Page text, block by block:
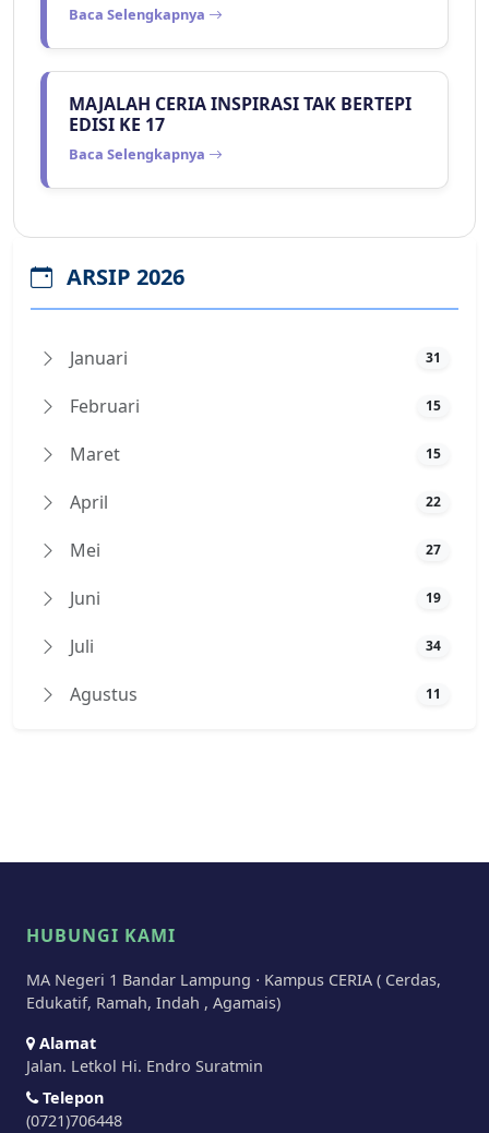
Baca Selengkapnya
MAJALAH CERIA INSPIRASI TAK BERTEPI
EDISI KE 17
Baca Selengkapnya
ARSIP 2026
Januari 31
Februari 15
Maret 15
April 22
Mei 27
Juni 19
Juli 34
Agustus 11
HUBUNGI KAMI
MA Negeri 1 Bandar Lampung ⋅ Kampus CERIA ( Cerdas,
Edukatif, Ramah, Indah , Agamais)
Alamat
Jalan. Letkol Hi. Endro Suratmin
Telepon
(0721)706448